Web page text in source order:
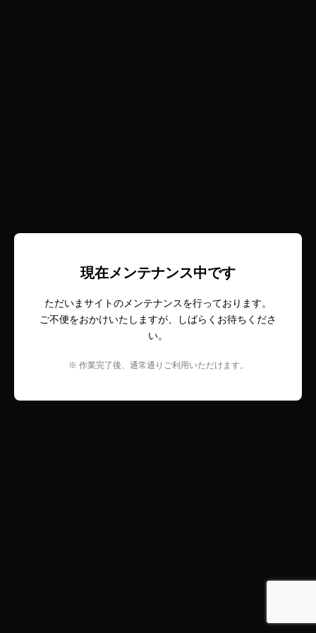
現在メンテナンス中です
ただいまサイトのメンテナンスを行っております。
ご不便をおかけいたしますが、しばらくお待ちくださ
い。
※ 作業完了後、通常通りご利用いただけます。